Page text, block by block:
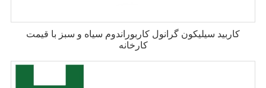
کاربید سیلیکون گرانول کاربوراندوم سیاه و سبز با قیمت
کارخانه